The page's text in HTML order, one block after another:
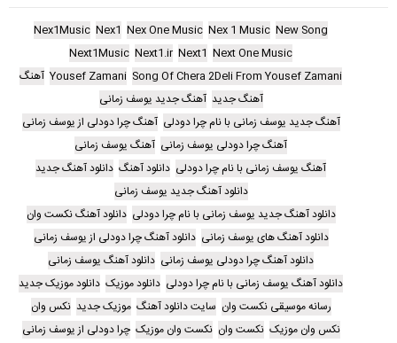
New Song
Nex 1 Music
Nex One Music
Nex1
Nex1Music
Next One Music
Next1
Next1.ir
Next1Music
Song Of Chera 2Deli From Yousef Zamani
Yousef Zamani آهنگ
آهنگ جدید آهنگ جدید یوسف زمانی
آهنگ جدید یوسف زمانی با نام چرا دودلی آهنگ چرا دودلی از یوسف زمانی
آهنگ چرا دودلی یوسف زمانی آهنگ یوسف زمانی
آهنگ یوسف زمانی با نام چرا دودلی دانلود آهنگ دانلود آهنگ جدید
دانلود آهنگ جدید یوسف زمانی
دانلود آهنگ جدید یوسف زمانی با نام چرا دودلی دانلود آهنگ نکست وان
دانلود آهنگ های یوسف زمانی دانلود آهنگ چرا دودلی از یوسف زمانی
دانلود آهنگ چرا دودلی یوسف زمانی دانلود آهنگ یوسف زمانی
دانلود آهنگ یوسف زمانی با نام چرا دودلی دانلود موزیک دانلود موزیک جدید
رسانه موسیقی نکست وان سایت دانلود آهنگ موزیک جدید نکس وان
نکس وان موزیک نکست وان نکست وان موزیک چرا دودلی از یوسف زمانی